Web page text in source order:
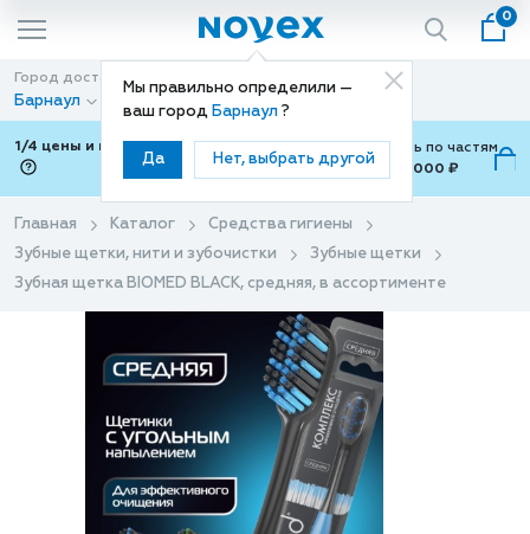
Мы правильно определили —
ваш город Барнаул ?
Да Нет, выбрать другой
0
Город доставки
Барнаул
Способ доставки
Доставка
1/4 цены и покупки ваши с Подели
Можно оплатить по частям
от 700 ₽ до 15,000 ₽
Главная Каталог
Средства гигиены
Зубные щетки, нити и зубочистки
Зубные щетки
Зубная щетка BIOMED BLACK, средняя, в ассортименте